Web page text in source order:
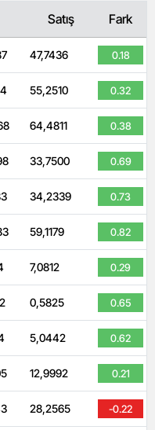
Satış Fark
47,7436 0.18
55,2510 0.32
64,4811 0.38
33,7500 0.69
34,2339 0.73
59,1179 0.82
7,0812 0.29
0,5825 0.65
5,0442 0.62
12,9992 0.21
28,2565 -0.22